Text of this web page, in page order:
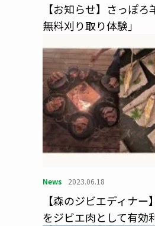
【お知らせ】さっぽ
無料刈り取り体験｣
News 2023.06.18
【森のジビエディナ
をジビエ肉として有効